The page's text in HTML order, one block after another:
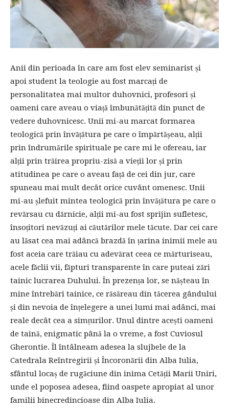
Anii din perioada în care am fost elev seminarist și
apoi student la teologie au fost marcați de
personalitatea mai multor duhovnici, profesori și
oameni care aveau o viață îmbunătățită din punct de
vedere duhovnicesc. Unii mi-au marcat formarea
teologică prin învățătura pe care o împărtășeau, alții
prin îndrumările spirituale pe care mi le ofereau, iar
alții prin trăirea propriu-zisă a vieții lor și prin
atitudinea pe care o aveau față de cei din jur, care
spuneau mai mult decât orice cuvânt omenesc. Unii
mi-au șlefuit mintea teologică prin învățătura pe care o
revărsau cu dărnicie, alții mi-au fost sprijin sufletesc,
însoțitori nevăzuți ai căutărilor mele tăcute. Dar cei care
au lăsat cea mai adâncă brazdă în țarina inimii mele au
fost aceia care trăiau cu adevărat ceea ce mărturiseau,
acele făclii vii, făpturi transparente în care puteai zări
tainic lucrarea Duhului. În prezența lor, se nășteau în
mine întrebări tainice, ce răsăreau din tăcerea gândului
și din nevoia de înțelegere a unei lumi mai adânci, mai
reale decât cea a simțurilor. Unul dintre acești oameni
de taină, enigmatic până la o vreme, a fost Cuviosul
Gherontie. Îl întâlneam adesea la slujbele de la
Catedrala Reîntregirii și Încoronării din Alba Iulia,
sfântul locaș de rugăciune din inima Cetății Marii Uniri,
unde el poposea adesea, fiind oaspete apropiat al unor
familii binecredincioase din Alba Iulia.